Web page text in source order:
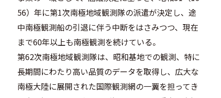
56）年に第1次南極地域観測隊の派遣が決定し、途
中南極観測船の引退に伴う中断をはさみつつ、現在
まで60年以上も南極観測を続けている。
第62次南極地域観測隊は、昭和基地での観測、特に
長期間にわたり高い品質のデータを取得し、広大な
南極大陸に展開された国際観測網の一翼を担ってき